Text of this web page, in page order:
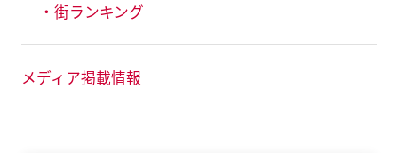
・街ランキング
メディア掲載情報